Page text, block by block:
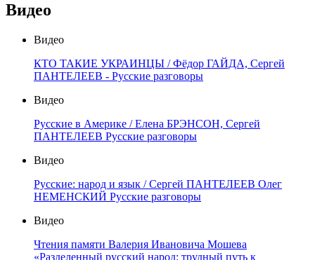
Видео
Видео
КТО ТАКИЕ УКРАИНЦЫ / Фёдор ГАЙДА, Сергей
ПАНТЕЛЕЕВ - Русские разговоры
Видео
Русские в Америке / Елена БРЭНСОН, Сергей
ПАНТЕЛЕЕВ Русские разговоры
Видео
Русские: народ и язык / Сергей ПАНТЕЛЕЕВ Олег
НЕМЕНСКИЙ Русские разговоры
Видео
Чтения памяти Валерия Ивановича Мошева
«Разделенный русский народ: трудный путь к